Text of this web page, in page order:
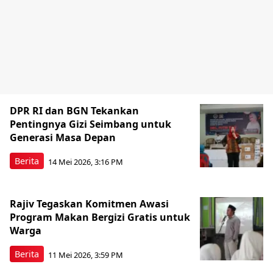
Berita
DPR RI dan BGN Tekankan
Pentingnya Gizi Seimbang untuk
Generasi Masa Depan
14 Mei 2026, 3:16 PM
Berita
Rajiv Tegaskan Komitmen Awasi
Program Makan Bergizi Gratis untuk
Warga
11 Mei 2026, 3:59 PM